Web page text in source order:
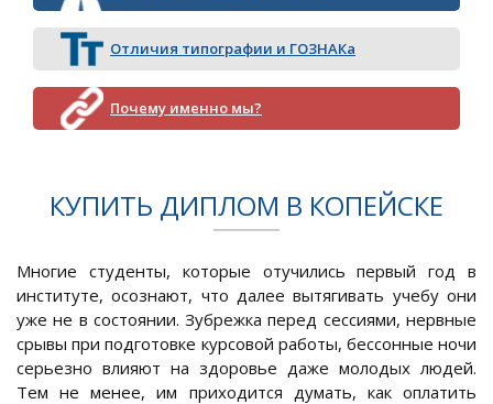
Отличия типографии и ГОЗНАКа
Почему именно мы?
КУПИТЬ ДИПЛОМ В КОПЕЙСКЕ
Многие студенты, которые отучились первый год в
институте, осознают, что далее вытягивать учебу они
уже не в состоянии. Зубрежка перед сессиями, нервные
срывы при подготовке курсовой работы, бессонные ночи
серьезно влияют на здоровье даже молодых людей.
Тем не менее, им приходится думать, как оплатить